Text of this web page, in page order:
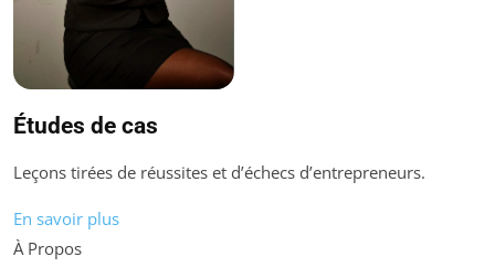
Études de cas
Leçons tirées de réussites et d’échecs d’entrepreneurs.
En savoir plus
À Propos